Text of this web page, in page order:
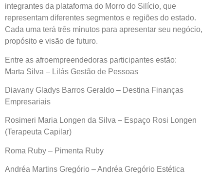
integrantes da plataforma do Morro do Silício, que
representam diferentes segmentos e regiões do estado.
Cada uma terá três minutos para apresentar seu negócio,
propósito e visão de futuro.
Entre as afroempreendedoras participantes estão:
Marta Silva – Lilás Gestão de Pessoas
Diavany Gladys Barros Geraldo – Destina Finanças
Empresariais
Rosimeri Maria Longen da Silva – Espaço Rosi Longen
(Terapeuta Capilar)
Roma Ruby – Pimenta Ruby
Andréa Martins Gregório – Andréa Gregório Estética